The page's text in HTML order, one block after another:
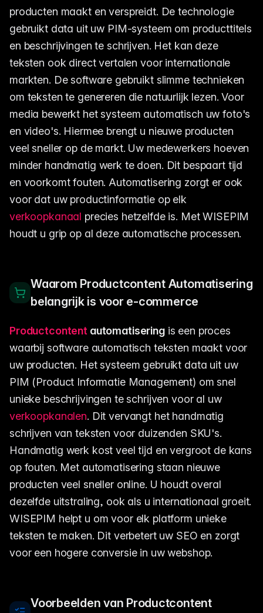
producten maakt en verspreidt. De technologie
gebruikt data uit uw PIM-systeem om producttitels
en beschrijvingen te schrijven. Het kan deze
teksten ook direct vertalen voor internationale
markten. De software gebruikt slimme technieken
om teksten te genereren die natuurlijk lezen. Voor
media bewerkt het systeem automatisch uw foto's
en video's. Hiermee brengt u nieuwe producten
veel sneller op de markt. Uw medewerkers hoeven
minder handmatig werk te doen. Dit bespaart tijd
en voorkomt fouten. Automatisering zorgt er ook
voor dat uw productinformatie op elk
verkoopkanaal precies hetzelfde is. Met WISEPIM
houdt u grip op al deze automatische processen.
Waarom Productcontent Automatisering
belangrijk is voor e-commerce
Productcontent automatiseringis een proces
waarbij software automatisch teksten maakt voor
uw producten. Het systeem gebruikt data uit uw
PIM (Product Informatie Management) om snel
unieke beschrijvingen te schrijven voor al uw
verkoopkanalen. Dit vervangt het handmatig
schrijven van teksten voor duizenden SKU's.
Handmatig werk kost veel tijd en vergroot de kans
op fouten. Met automatisering staan nieuwe
producten veel sneller online. U houdt overal
dezelfde uitstraling, ook als u internationaal groeit.
WISEPIM helpt u om voor elk platform unieke
teksten te maken. Dit verbetert uw SEO en zorgt
voor een hogere conversie in uw webshop.
Voorbeelden van Productcontent